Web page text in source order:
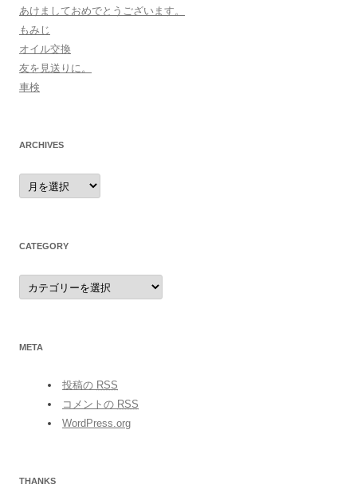
あけましておめでとうございます。
もみじ
オイル交換
友を見送りに。
車検
ARCHIVES
archives
CATEGORY
category
META
投稿の RSS
コメントの RSS
WordPress.org
THANKS